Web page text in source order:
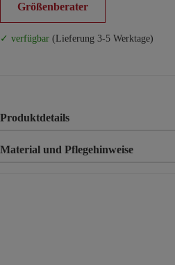
Größenberater
✓ verfügbar (Lieferung 3-5 Werktage)
Produktdetails
Material und Pflegehinweise